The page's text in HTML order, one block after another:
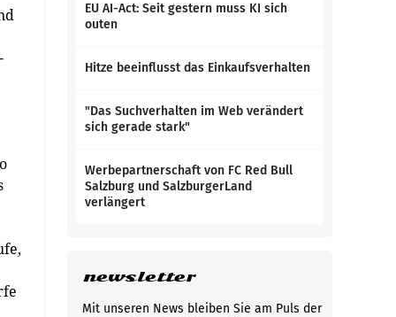
EU AI-Act: Seit gestern muss KI sich
outen
Hitze beeinflusst das Einkaufsverhalten
"Das Suchverhalten im Web verändert
sich gerade stark"
Werbepartnerschaft von FC Red Bull
Salzburg und SalzburgerLand
verlängert
newsletter
Mit unseren News bleiben Sie am Puls der